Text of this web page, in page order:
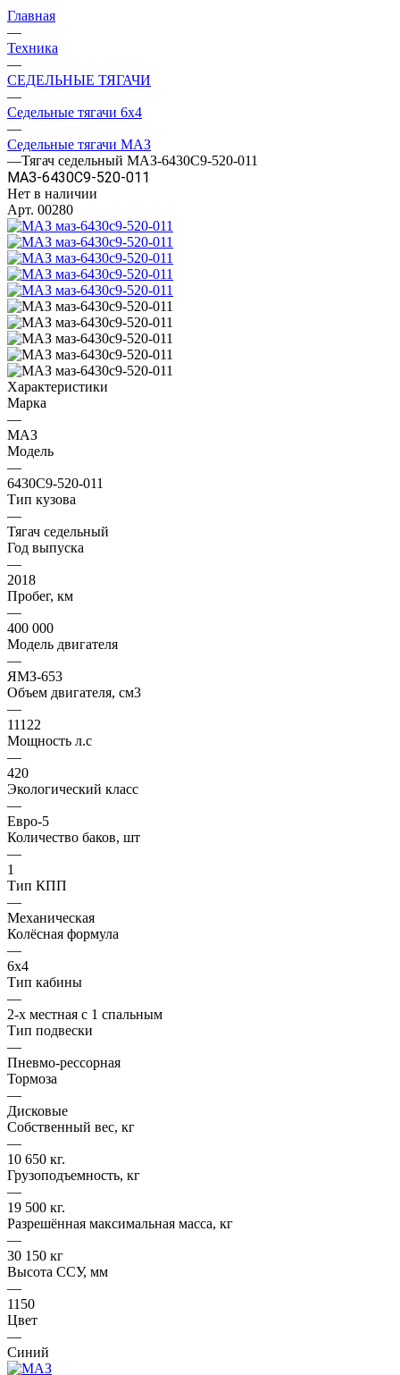
Главная
—
Техника
—
СЕДЕЛЬНЫЕ ТЯГАЧИ
—
Седельные тягачи 6x4
—
Седельные тягачи МАЗ
—Тягач седельный МАЗ-6430С9-520-011
МАЗ-6430С9-520-011
Нет в наличии
Арт. 00280
Характеристики
Марка
—
МАЗ
Модель
—
6430С9-520-011
Тип кузова
—
Тягач седельный
Год выпуска
—
2018
Пробег, км
—
400 000
Модель двигателя
—
ЯМЗ-653
Объем двигателя, см3
—
11122
Мощность л.с
—
420
Экологический класс
—
Евро-5
Количество баков, шт
—
1
Тип КПП
—
Механическая
Колёсная формула
—
6х4
Тип кабины
—
2-х местная с 1 спальным
Тип подвески
—
Пневмо-рессорная
Тормоза
—
Дисковые
Собственный вес, кг
—
10 650 кг.
Грузоподъемность, кг
—
19 500 кг.
Разрешённая максимальная масса, кг
—
30 150 кг
Высота ССУ, мм
—
1150
Цвет
—
Синий